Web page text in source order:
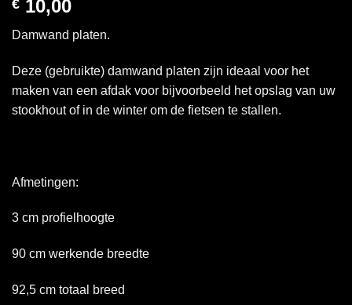
€ 10,00
Damwand platen.
Deze (gebruikte) damwand platen zijn ideaal voor het
maken van een afdak voor bijvoorbeeld het opslag van uw
stookhout of in de winter om de fietsen te stallen.
Afmetingen:
3 cm profielhoogte
90 cm werkende breedte
92,5 cm totaal breed